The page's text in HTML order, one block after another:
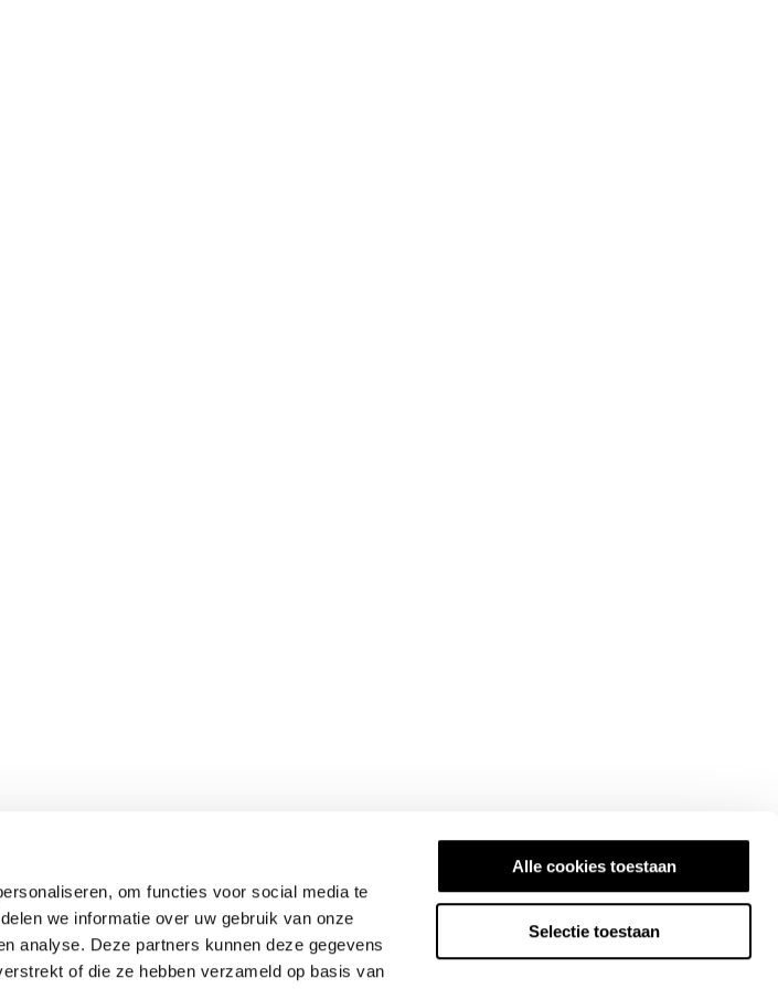
om functies voor social media te
we informatie over uw gebruik van onze
analyse. Deze partners kunnen deze gegevens
of die ze hebben verzameld op basis van
Alle cookies toestaan
Selectie toestaan